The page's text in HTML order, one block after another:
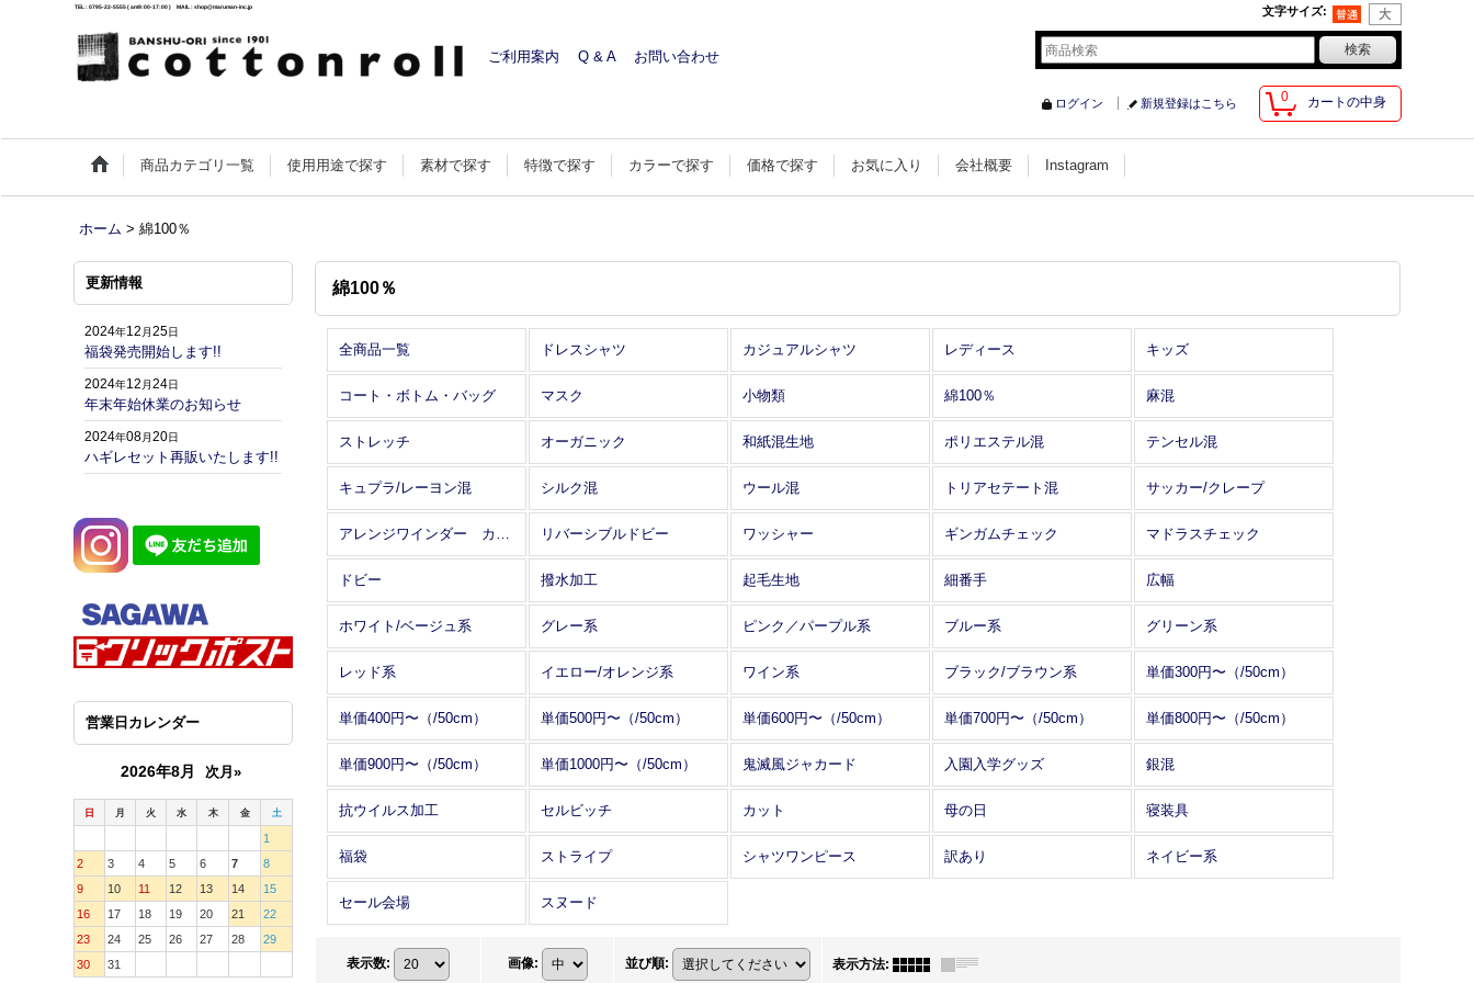
TEL : 0795-22-5555 ( am9:00-17:00 ) MAIL : shop@maruman-inc.jp 文字サイズ:
ご利用案内 Q & A お問い合わせ
0 カートの中身
ログイン 新規登録はこちら
商品カテゴリ一覧 使用用途で探す 素材で探す 特徴で探す カラーで探す 価格で探す お気に入り 会社概要 Instagram
ホーム > 綿100％
更新情報
2024年12 月25日
福袋発売開始します!!
2024年12 月24日
年末年始休業のお知らせ
2024年08月20日
ハギレセット再販いたします!!
営業日カレンダー
2026年8月 次月»
日 月 火 水 木 金 土
1
2
3 4 5 6 7
8
9
10 11 12 13 14
15
16
17 18 19 20 21
22
23
24 25 26 27 28
29
30
31
綿100％
全商品一覧 ドレスシャツ カジュアルシャツ レディース キッズ
コート・ボトム・バッグ マスク 小物類 綿100％ 麻混
ストレッチ オーガニック 和紙混生地 ポリエステル混 テンセル混
キュプラ/レーヨン混 シルク混 ウール混 トリアセテート混 サッカー/クレープ
アレンジワインダー カットジャカード リバーシブルドビー ワッシャー ギンガムチェック マドラスチェック
ドビー 撥水加工 起毛生地 細番手 広幅
ホワイト/ベージュ系 グレー系 ピンク／パープル系 ブルー系 グリーン系
レッド系 イエロー/オレンジ系 ワイン系 ブラック/ブラウン系 単価300円〜（/50cm）
単価400円〜（/50cm） 単価500円〜（/50cm） 単価600円〜（/50cm） 単価700円〜（/50cm） 単価800円〜（/50cm）
単価900円〜（/50cm） 単価1000円〜（/50cm） 鬼滅風ジャカード 入園入学グッズ 銀混
抗ウイルス加工 セルビッチ カット 母の日 寝装具
福袋 ストライプ シャツワンピース 訳あり ネイビー系
セール会場 スヌード
表示数: 画像: 並び順: 表示方法: